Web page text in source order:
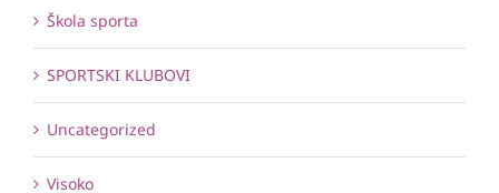
Škola sporta
SPORTSKI KLUBOVI
Uncategorized
Visoko